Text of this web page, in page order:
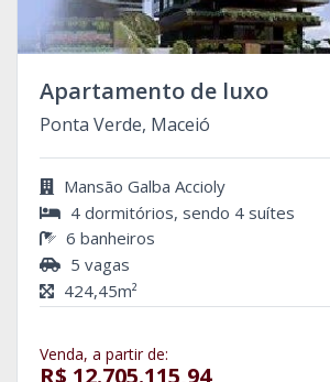
Apartamento de luxo
Ponta Verde, Maceió
Mansão Galba Accioly
4 dormitórios, sendo 4 suítes
6 banheiros
5 vagas
424,45m²
Venda, a partir de:
R$ 12.705.115,94